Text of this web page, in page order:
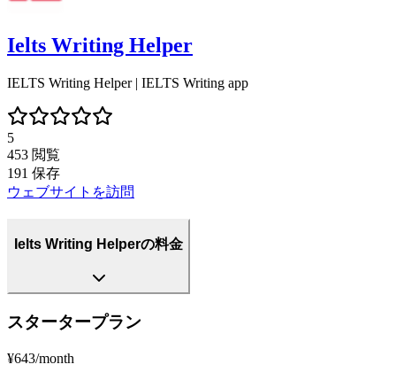
Ielts Writing Helper
IELTS Writing Helper | IELTS Writing app
5
453 閲覧
191 保存
ウェブサイトを訪問
Ielts Writing Helperの料金
スタータープラン
¥643/month